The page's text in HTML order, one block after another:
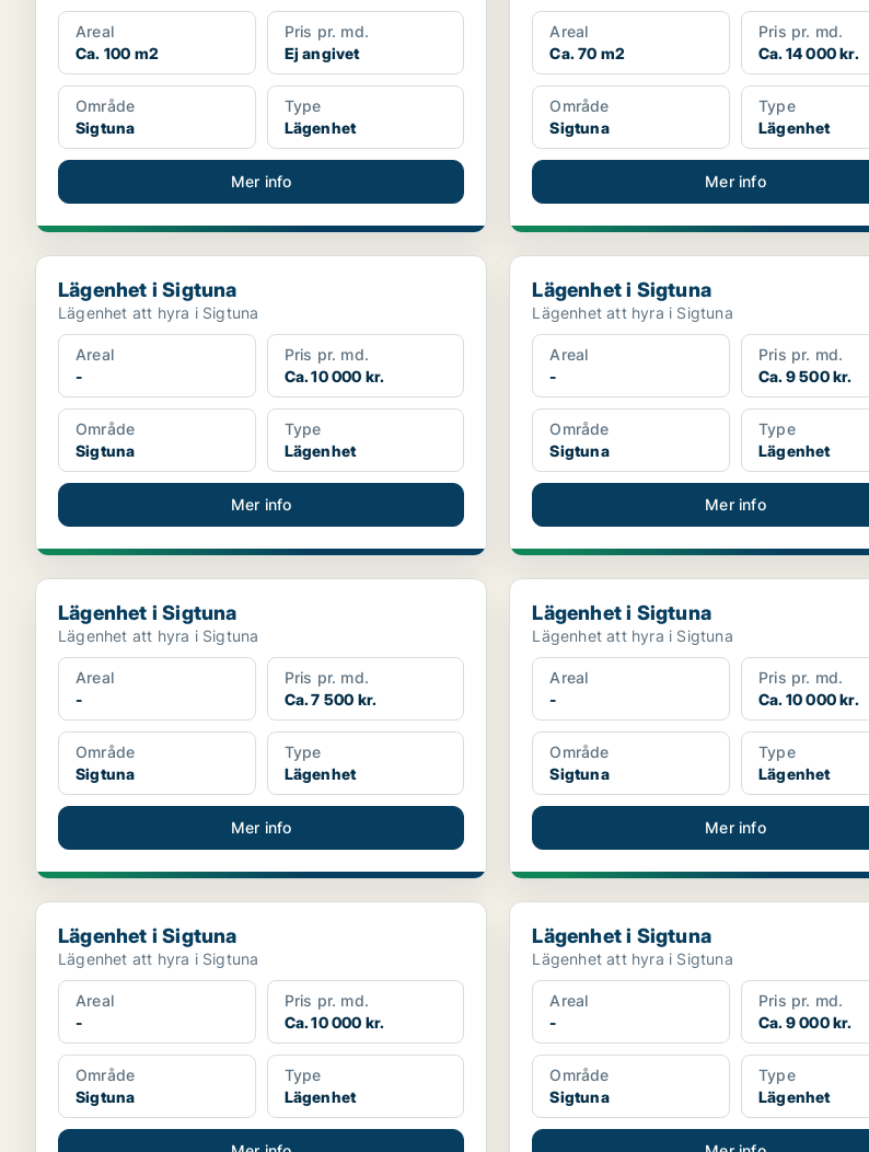
Areal
Ca. 100 m2
Pris pr. md.
Ej angivet
Område
Sigtuna
Type
Lägenhet
Mer info
Areal
Ca. 70 m2
Pris pr. md.
Ca. 14 000 kr.
Område
Sigtuna
Type
Lägenhet
Mer info
Lägenhet i Sigtuna
Lägenhet i Sigtuna
Lägenhet att hyra i Sigtuna
Areal
-
Pris pr. md.
Ca. 10 000 kr.
Område
Sigtuna
Type
Lägenhet
Mer info
Lägenhet i Sigtuna
Lägenhet i Sigtuna
Lägenhet att hyra i Sigtuna
Areal
-
Pris pr. md.
Ca. 9 500 kr.
Område
Sigtuna
Type
Lägenhet
Mer info
Lägenhet i Sigtuna
Lägenhet i Sigtuna
Lägenhet att hyra i Sigtuna
Areal
-
Pris pr. md.
Ca. 7 500 kr.
Område
Sigtuna
Type
Lägenhet
Mer info
Lägenhet i Sigtuna
Lägenhet i Sigtuna
Lägenhet att hyra i Sigtuna
Areal
-
Pris pr. md.
Ca. 10 000 kr.
Område
Sigtuna
Type
Lägenhet
Mer info
Lägenhet i Sigtuna
Lägenhet i Sigtuna
Lägenhet att hyra i Sigtuna
Areal
-
Pris pr. md.
Ca. 10 000 kr.
Område
Sigtuna
Type
Lägenhet
Lägenhet i Sigtuna
Lägenhet i Sigtuna
Lägenhet att hyra i Sigtuna
Areal
-
Pris pr. md.
Ca. 9 000 kr.
Område
Sigtuna
Type
Lägenhet